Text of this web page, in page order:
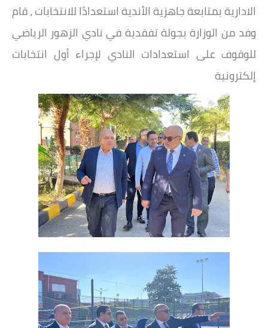
الادارية بمتابعة جاهزية الأندية استعدادًا للانتخابات ، قام
وفد من الوزارة بجولة تفقدية في نادي الزهور الرياضي
للوقوف على استعدادات النادي لإجراء أول انتخابات
إلكترونية